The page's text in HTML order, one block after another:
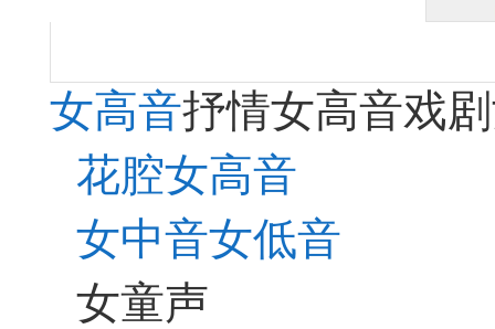
女高音抒情女高音戏
花腔女高音
女中音女低音
女童声